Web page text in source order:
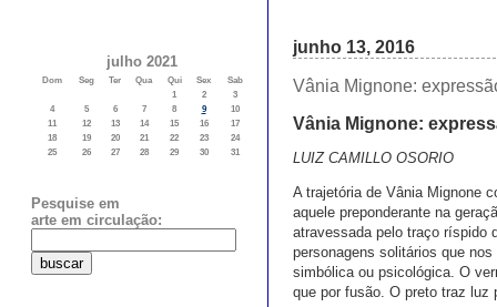
julho 2021
Dom Seg Ter Qua Qui Sex
Sab
1
2
3
4
5 6 7 8 9
10
11
12 13 14 15 16
17
18
19 20 21 22 23
24
25
26 27 28 29 30 31
Pesquise em
arte em circulação:
junho 13, 2016
Vânia Mignone:
Vânia Mignone:
LUIZ CAMILLO OSORIO
A trajetória de Vânia Mignone
aquele preponderante na
atravessada pelo traço ríspido
personagens solitários que
simbólica ou psicológica. O
que por fusão. O preto traz luz